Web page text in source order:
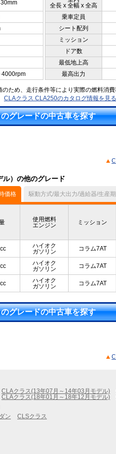
全長 x 全幅 x 全高
乗車定員
シート配列
ミッション
ドア数
最低地上高
4000rpm 最高出力
ため、走行条件等により実際の燃料消費
CLAクラス CLA250のカタログ情報を見る
グレードの中古車を探す
）の他のグレード
価格 駆動方式/最大出力/過給器/生産
使用燃料
エンジン
ミッション
ハイオク
ガソリン
コラム7AT
ハイオク
ガソリン
コラム7AT
ハイオク
ガソリン
コラム7AT
グレードの中古車を探す
CLAクラス(13年07月～14年03月モデル)
CLAクラス(18年01月～18年12月モデル)
ン CLSクラス